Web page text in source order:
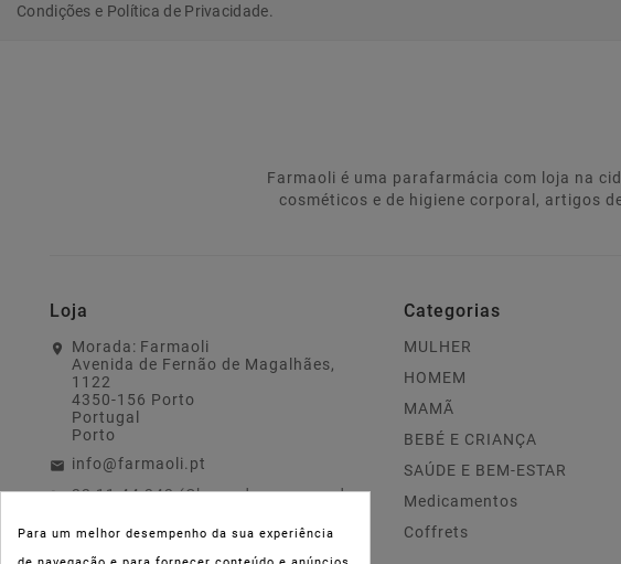
Condições e Política de Privacidade.
Farmaoli é uma parafarmácia com loja na
cosméticos e de higiene corporal, artigos
Loja
Morada: Farmaoli
Avenida de Fernão de Magalhães,
1122
4350-156 Porto
Portugal
Porto
info@farmaoli.pt
22 11 44 343 (Chamada para a rede
Categorias
MULHER
HOMEM
MAMÃ
BEBÉ E CRIANÇA
SAÚDE E BEM-ESTAR
Medicamentos
Coffrets
Para um melhor desempenho da sua experiência